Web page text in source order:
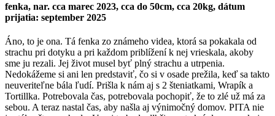
fenka, nar. cca marec 2023, cca do 50cm, cca 20kg, dátum
prijatia: september 2025
Áno, to je ona. Tá fenka zo známeho videa, ktorá sa pokakala od
strachu pri dotyku a pri každom priblížení k nej vrieskala, akoby
sme ju rezali. Jej život musel byť plný strachu a utrpenia.
Nedokážeme si ani len predstaviť, čo si v osade prežila, keď sa takto
neuveriteľne bála ľudí. Prišla k nám aj s 2 šteniatkami, Wrapík a
Tortillka. Potrebovala čas, potrebovala pochopiť, že to zlé už má za
sebou. A teraz nastal čas, aby našla aj výnimočný domov. PITA nie